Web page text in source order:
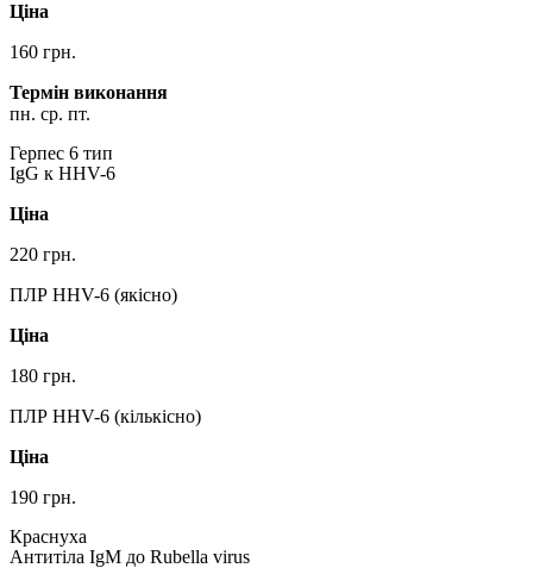
Ціна
160 грн.
Термін виконання
пн. ср. пт.
Герпес 6 тип
IgG к HHV-6
Ціна
220 грн.
ПЛР HHV-6 (якісно)
Ціна
180 грн.
ПЛР HHV-6 (кількісно)
Ціна
190 грн.
Краснуха
Антитіла IgM до Rubella virus